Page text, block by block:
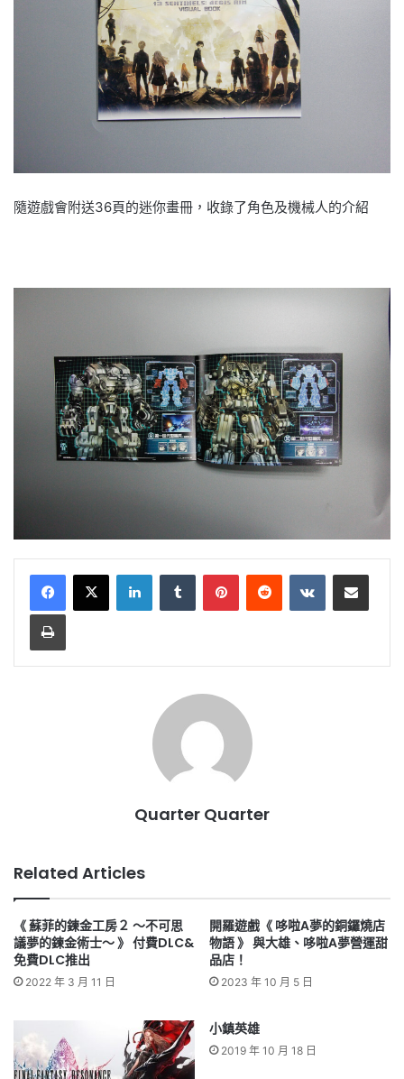
隨遊戲會附送36頁的迷你畫冊，收錄了角色及機械人的介紹
LinkedInTumblr PinterestReddit VKontakteShare via Email
Print
Quarter Quarter
Related Articles
《 蘇菲的鍊金工房２ ～不可思
議夢的鍊金術士～ 》 付費DLC&
免費DLC推出
2022 年 3 月 11 日
開羅遊戲《 哆啦A夢的銅鑼燒店
物語 》 與大雄、哆啦A夢營運甜
品店！
2023 年 10 月 5 日
小鎮英雄
2019 年 10 月 18 日